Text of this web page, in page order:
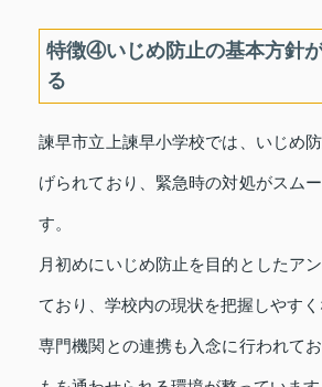
特徴④いじめ防止の基本方針
る
諫早市立上諫早小学校では、いじめ
げられており、緊急時の対処がスム
す。
月初めにいじめ防止を目的としたア
ており、学校内の現状を把握しやすく
専門機関との連携も入念に行われて